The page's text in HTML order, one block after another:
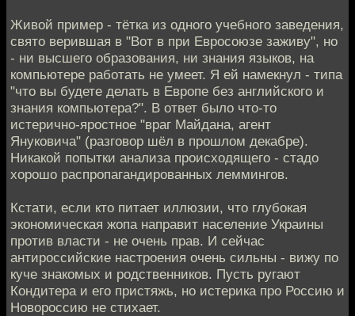
Живой пример - тётка из одного учебного заведения,
свято верившая в "Вот в при Евросоюзе заживу", но
- ни высшего образования, ни знания языков, на
компьютере работать не умеет. Я ей намекнул - типа
"что вы будете делать в Европе без английского и
знания компьютера?". В ответ было что-то
истерично-яростное "враг Майдана, агент
Януковича" (разговор шёл в прошлом декабре).
Никакой попытки анализа происходящего - стадо
хорошо распропагандированных леммингов.
Кстати, если кто питает иллюзии, что глубокая
экономическая жопа направит население Украины
против власти - не очень прав. И сейчас
антироссийские настроения очень сильны - вижу по
куче знакомых и родственников. Пусть ругают
Кондитера и его пристяжь, но истерика про Россию и
Новороссию не стихает.